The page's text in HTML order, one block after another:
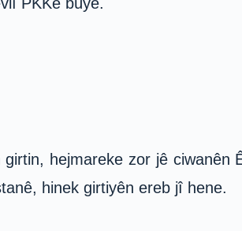
PKKê bûye.
hejmareke zor jê
hinek girtiyên ereb jî hene.